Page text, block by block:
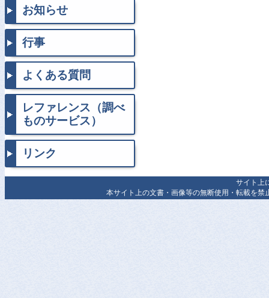
お知らせ
行事
よくある質問
レファレンス（調べ
ものサービス）
リンク
サイト上
本サイト上の文書・画像等の無断使用・転載を